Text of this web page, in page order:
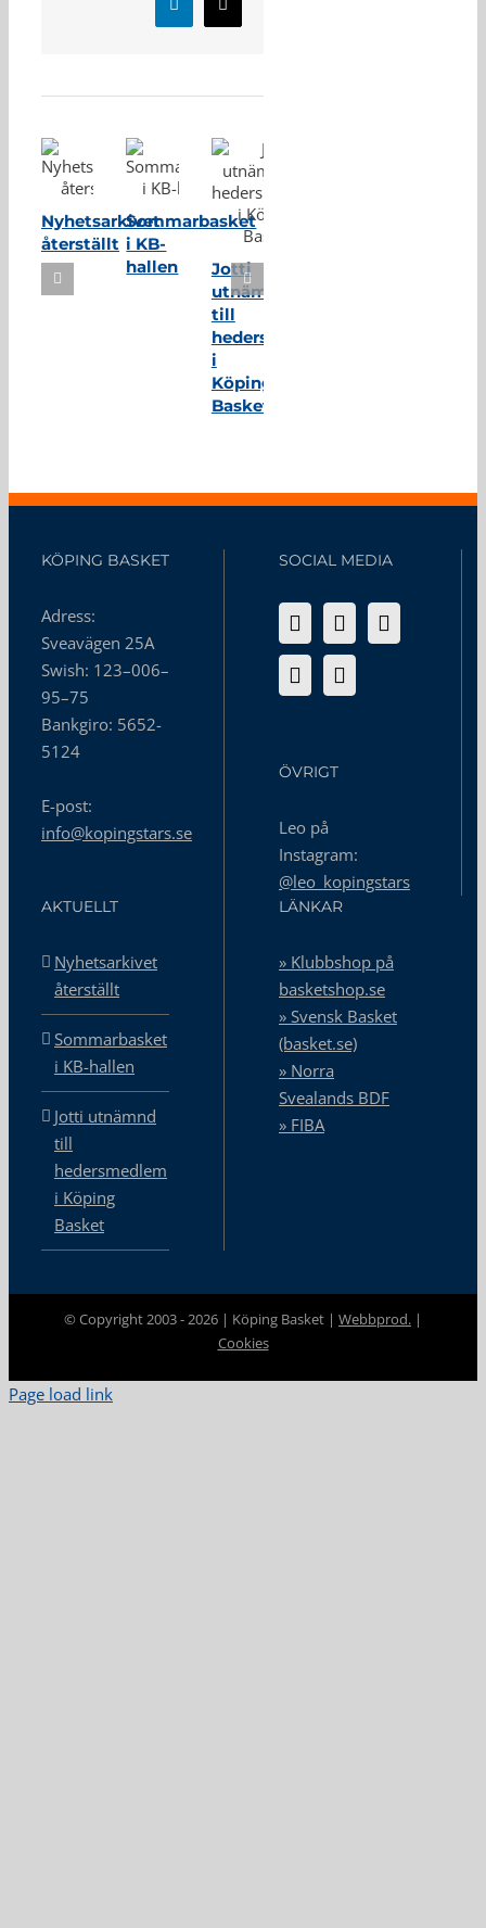
LinkedInE-
post
Nyhetsarkivet
återställt
Sommarbasket
i KB-
hallen
Jotti
utnämnd
till
hedersmedlem
i
Köping
Basket
KÖPING BASKET
Adress:
Sveavägen 25A
Swish: 123–006–
95–75
Bankgiro: 5652-
5124
E-post:
info@kopingstars.se
SOCIAL MEDIA
ÖVRIGT
Leo på
Instagram:
@leo_kopingstars
AKTUELLT
Nyhetsarkivet
återställt
Sommarbasket
i KB-hallen
Jotti utnämnd
till
hedersmedlem
i Köping
Basket
LÄNKAR
» Klubbshop på
basketshop.se
» Svensk Basket
(basket.se)
» Norra
Svealands BDF
» FIBA
© Copyright 2003 -2026 | Köping Basket | Webbprod. |
Cookies
Page load link